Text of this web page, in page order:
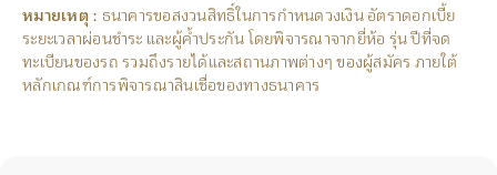
หมายเหตุ : ธนาคารขอสงวนสิทธิ์ในการกำหนดวงเงิน อัตราดอกเบี้ย
ระยะเวลาผ่อนชำระ และผู้ค้ำประกัน โดยพิจารณาจากยี่ห้อ รุ่น ปีที่จด
ทะเบียนของรถ รวมถึงรายได้และสถานภาพต่างๆ ของผู้สมัคร ภายใต้
หลักเกณฑ์การพิจารณาสินเชื่อของทางธนาคาร